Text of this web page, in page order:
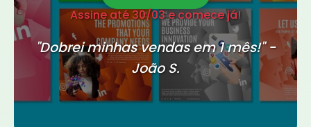
Assine até 30/03 e comece já!
"Dobrei minhas vendas em 1 mês!" -
João S.